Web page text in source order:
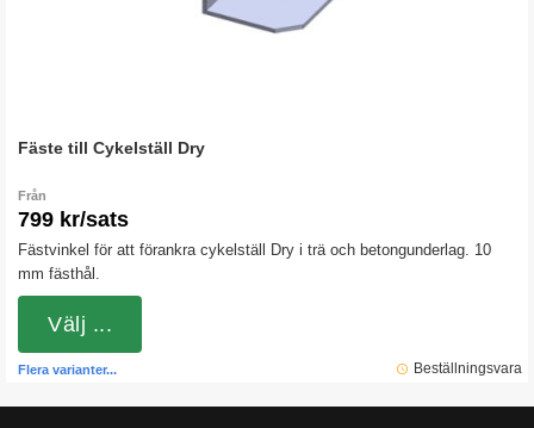
Fäste till Cykelställ Dry
Från
799 kr/sats
Fästvinkel för att förankra cykelställ Dry i trä och betongunderlag. 10
mm fästhål.
Beställningsvara
Flera varianter...
Välj ...